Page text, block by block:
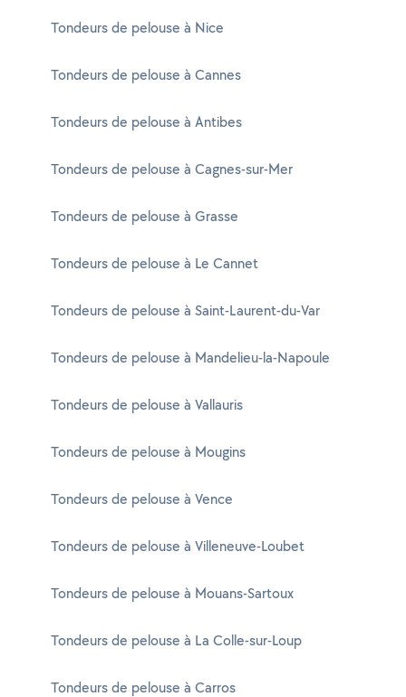
Tondeurs de pelouse à Nice
Tondeurs de pelouse à Cannes
Tondeurs de pelouse à Antibes
Tondeurs de pelouse à Cagnes-sur-Mer
Tondeurs de pelouse à Grasse
Tondeurs de pelouse à Le Cannet
Tondeurs de pelouse à Saint-Laurent-du-Var
Tondeurs de pelouse à Mandelieu-la-Napoule
Tondeurs de pelouse à Vallauris
Tondeurs de pelouse à Mougins
Tondeurs de pelouse à Vence
Tondeurs de pelouse à Villeneuve-Loubet
Tondeurs de pelouse à Mouans-Sartoux
Tondeurs de pelouse à La Colle-sur-Loup
Tondeurs de pelouse à Carros